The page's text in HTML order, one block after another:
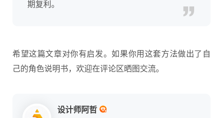
期复利。
希望这篇文章对你有启发。如果你用这套方法做出了自
己的角色说明书，欢迎在评论区晒图交流。
设计师阿哲